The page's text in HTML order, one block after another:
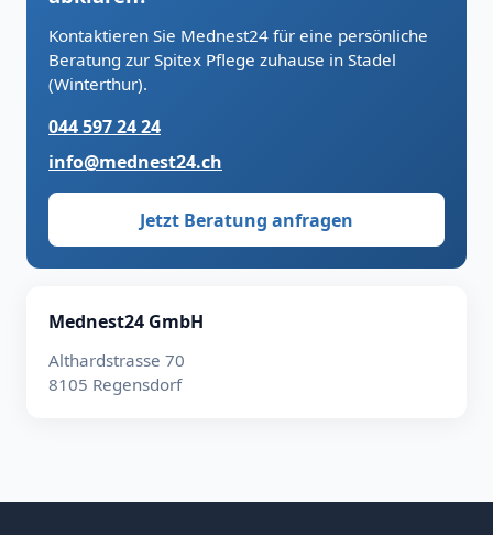
Kontaktieren Sie Mednest24 für eine persönliche
Beratung zur Spitex Pflege zuhause in Stadel
(Winterthur).
044 597 24 24
info@mednest24.ch
Jetzt Beratung anfragen
Mednest24 GmbH
Althardstrasse 70
8105 Regensdorf